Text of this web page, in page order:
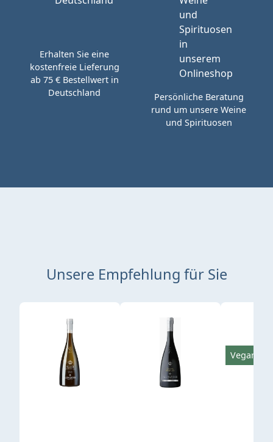
Erhalten Sie eine
kostenfreie Lieferung
ab 75 € Bestellwert in
Deutschland
Persönliche Beratung
rund um unsere Weine
und Spirituosen
Unsere Empfehlung für Sie
Produktgalerie überspringen
Vegan